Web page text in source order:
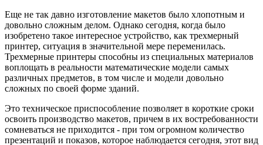
Еще не так давно изготовление макетов было хлопотным и
довольно сложным делом. Однако сегодня, когда было
изобретено такое интересное устройство, как трехмерный
принтер, ситуация в значительной мере переменилась.
Трехмерные принтеры способны из специальных материалов
воплощать в реальности математические модели самых
различных предметов, в том числе и модели довольно
сложных по своей форме зданий.
Это техническое приспособление позволяет в короткие сроки
освоить производство макетов, причем в их востребованности
сомневаться не приходится - при том огромном количество
презентаций и показов, которое наблюдается сегодня, этот вид